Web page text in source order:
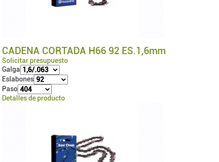
CADENA CORTADA H66 92 ES.1,6mm
Solicitar presupuesto
Galga
Eslabones
Paso
Detalles de producto